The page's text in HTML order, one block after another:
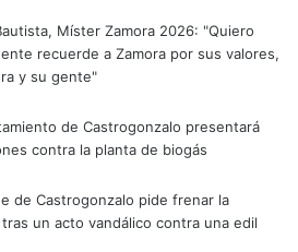
Míster Zamora 2026: "Quiero
recuerde a Zamora por sus valores,
y su gente"
de Castrogonzalo presentará
contra la planta de biogás
de Castrogonzalo pide frenar la
un acto vandálico contra una edil